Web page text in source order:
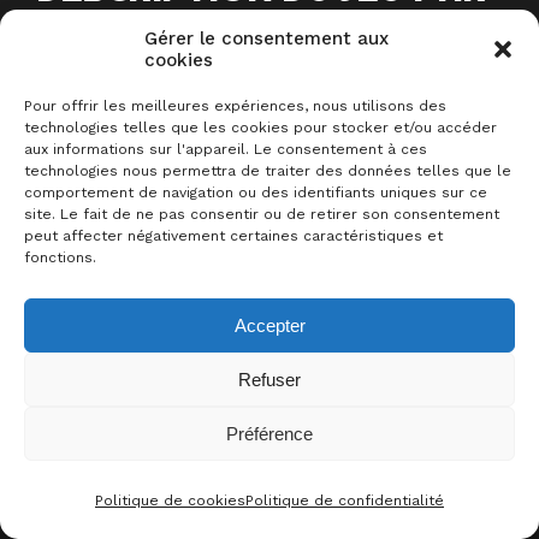
Gérer le consentement aux
cookies
Pour offrir les meilleures expériences, nous utilisons des
technologies telles que les cookies pour stocker et/ou accéder
aux informations sur l'appareil. Le consentement à ces
technologies nous permettra de traiter des données telles que le
comportement de navigation ou des identifiants uniques sur ce
site. Le fait de ne pas consentir ou de retirer son consentement
peut affecter négativement certaines caractéristiques et
fonctions.
Accepter
Refuser
Préférence
Politique de cookiesPolitique de confidentialité
L’ÉDITEUR
Osez entrer dansDragonwood! Au
cœur de cette forêt mythique se
cachent des ogres en colère, des
gobelins gloussants et même les
célèbres et redoutables cracheurs
Jouabilité
CONTACT